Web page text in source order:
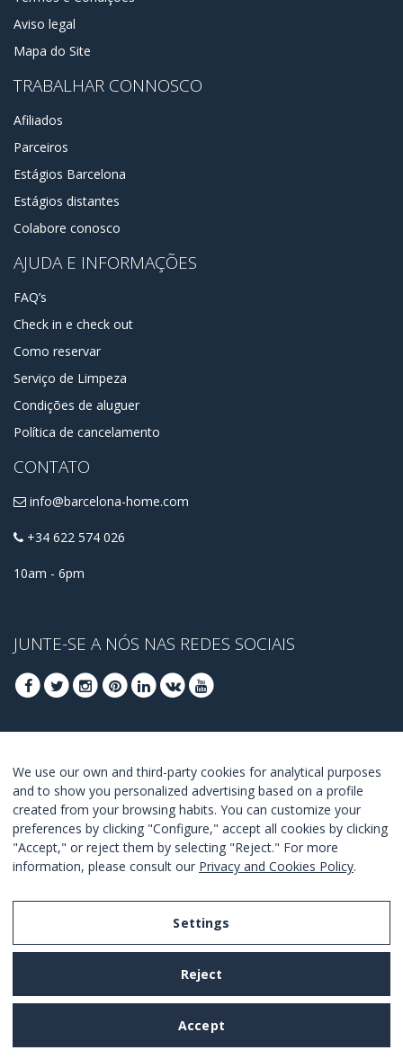
Aviso legal
Mapa do Site
TRABALHAR CONNOSCO
Afiliados
Parceiros
Estágios Barcelona
Estágios distantes
Colabore conosco
AJUDA E INFORMAÇÕES
FAQ’s
Check in e check out
Como reservar
Serviço de Limpeza
Condições de aluguer
Política de cancelamento
CONTATO
info@barcelona-home.com
+34 622 574 026
10am - 6pm
JUNTE-SE A NÓS NAS REDES SOCIAIS
OFERTAS
JUNTE-SE
Estou de acordo com ostermos e as condições.
We use our own and third-party cookies for analytical purposes
and to show you personalized advertising based on a profile
created from your browsing habits. You can customize your
preferences by clicking "Configure," accept all cookies by clicking
"Accept," or reject them by selecting "Reject." For more
information, please consult our Privacy and Cookies Policy.
Settings
Reject
Accept
Legal Notice
Privacy and Cookies Policy
Terms and Conditions of Use
Settings